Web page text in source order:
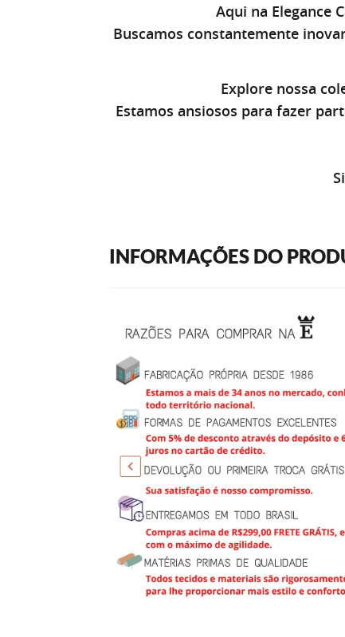
Aqui na Elegance
Buscamos constantemente
Explore nossa
Estamos ansiosos para fazer
INFORMAÇÕES DO